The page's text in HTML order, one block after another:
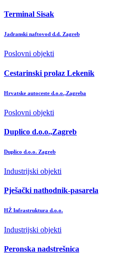
Terminal Sisak
Jadranski naftovod d.d. Zagreb
Poslovni objekti
Cestarinski prolaz Lekenik
Hrvatske autoceste d.o.o.,Zagreba
Poslovni objekti
Duplico d.o.o.,Zagreb
Duplico d.o.o. Zagreb
Industrijski objekti
Pješački nathodnik-pasarela
HŽ Infrastruktura d.o.o.
Industrijski objekti
Peronska nadstrešnica